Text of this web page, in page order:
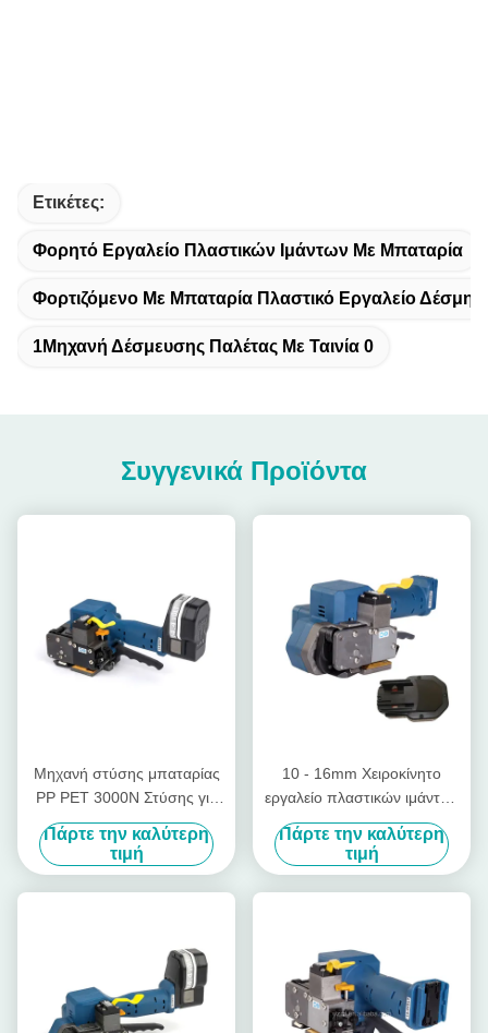
Ετικέτες:
Φορητό Εργαλείο Πλαστικών Ιμάντων Με Μπαταρία
Φορτιζόμενο Με Μπαταρία Πλαστικό Εργαλείο Δέσμης
1Μηχανή Δέσμευσης Παλέτας Με Ταινία 0
Συγγενικά Προϊόντα
Μηχανή στύσης μπαταρίας
PP PET 3000N Στύσης για
πλαστικές στύσεις
Πάρτε την καλύτερη
τιμή
10 - 16mm Χειροκίνητο
εργαλείο πλαστικών ιμάντων
με μπαταρία χωρίς σφραγίδα
Ασύρματος χειροκίνητος
ιμάντης παλέτας
Πάρτε την καλύτερη
τιμή